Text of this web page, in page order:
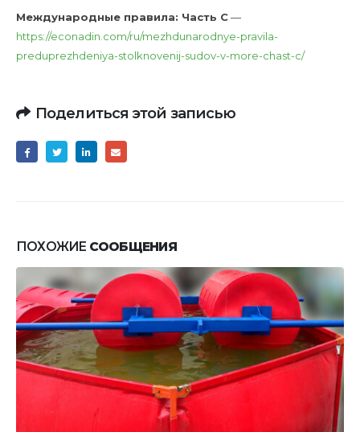
Международные правила: Часть C—
https://econadin.com/ru/mezhdunarodnye-pravila-
preduprezhdeniya-stolknovenij-sudov-v-more-chast-c/
Поделиться этой записью
ПОХОЖИЕ СООБЩЕНИЯ